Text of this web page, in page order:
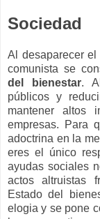
Sociedad
Al desaparecer
comunista se
del bienestar.
públicos y
mantener altos
empresas. Para
adoctrina en la
eres el único
ayudas sociales
actos altruistas
Estado del
elogia y se pone